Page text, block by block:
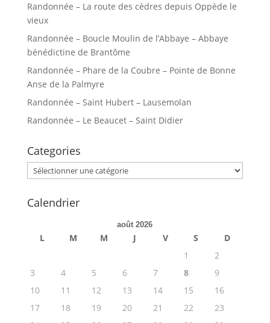
Randonnée – La route des cèdres depuis Oppède le
vieux
Randonnée – Boucle Moulin de l’Abbaye – Abbaye
bénédictine de Brantôme
Randonnée – Phare de la Coubre – Pointe de Bonne
Anse de la Palmyre
Randonnée – Saint Hubert – Lausemolan
Randonnée – Le Beaucet – Saint Didier
Categories
Categories
Calendrier
août 2026
L M M J V S
D
1
2
3
4 5 6 7 8
9
10
11 12 13 14 15
16
17
18 19 20 21 22
23